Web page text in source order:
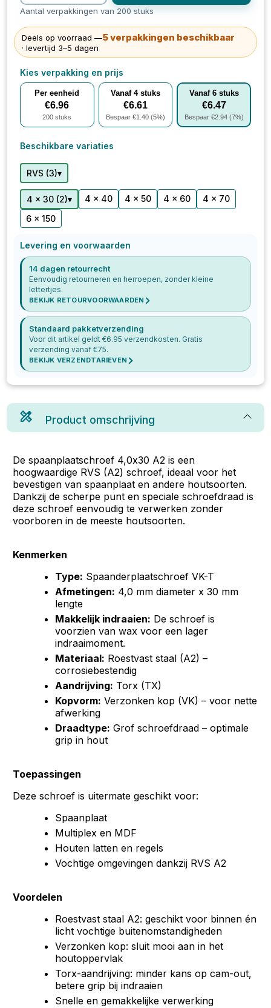
Aantal verpakkingen van 200 stuks
Deels op voorraad —5verpakkingen beschikbaar
· levertijd 3–5 dagen
Kies verpakking en prijs
Per eenheid
€6.96
200 stuks
Vanaf 4stuks
€6.61
Bespaar €1.40 (5%)
Vanaf 6stuks
€6.47
Bespaar €2.94(7%)
Beschikbare variaties
RVS (3)▾
4 x 30 (2)▾ 4 x 40 4 x 50 4 x 60
4 x 70
6 x 150
Levering en voorwaarden
14 dagen retourrecht
Eenvoudig retourneren en herroepen, zonder kleine
lettertjes.
BEKIJK RETOURVOORWAARDEN
Standaard pakketverzending
Voor dit artikel geldt €6.95 verzendkosten. Gratis
verzending vanaf €75.
BEKIJK VERZENDTARIEVEN
Product omschrijving
De spaanplaatschroef 4,0x30 A2 is een
hoogwaardige RVS (A2) schroef, ideaal voor het
bevestigen van spaanplaat en andere houtsoorten.
Dankzij de scherpe punt en speciale schroefdraad is
deze schroef eenvoudig te verwerken zonder
voorboren in de meeste houtsoorten.
Kenmerken
Type: Spaanderplaatschroef VK-T
Afmetingen: 4,0 mm diameter x 30 mm
lengte
Makkelijk indraaien: De schroef is
voorzien van wax voor een lager
indraaimoment.
Materiaal: Roestvast staal (A2) –
corrosiebestendig
Aandrijving: Torx (TX)
Kopvorm: Verzonken kop (VK) – voor nette
afwerking
Draadtype: Grof schroefdraad – optimale
grip in hout
Toepassingen
Deze schroef is uitermate geschikt voor:
Spaanplaat
Multiplex en MDF
Houten latten en regels
Vochtige omgevingen dankzij RVS A2
Voordelen
Roestvast staal A2: geschikt voor binnen én
licht vochtige buitenomstandigheden
Verzonken kop: sluit mooi aan in het
houtoppervlak
Torx-aandrijving: minder kans op cam-out,
betere grip bij indraaien
Snelle en gemakkelijke verwerking